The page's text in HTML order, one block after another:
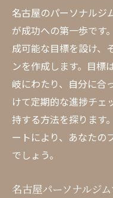
次のレベルへ
ステップア
新しい目標
名古屋での
フィットネ
継続的な進
トレーニン
名古屋のパーソナルジ
が成功への第一歩です
成可能な目標を設け、
ンを作成します。目標
岐にわたり、自分に合
けて定期的な進捗チェ
持する方法を探りま
ートにより、あなたの
でしょう。
名古屋パーソナルジ